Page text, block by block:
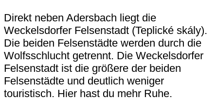
Direkt neben Adersbach liegt die
Weckelsdorfer Felsenstadt (Teplické skály).
Die beiden Felsenstädte werden durch die
Wolfsschlucht getrennt. Die Weckelsdorfer
Felsenstadt ist die größere der beiden
Felsenstädte und deutlich weniger
touristisch. Hier hast du mehr Ruhe.